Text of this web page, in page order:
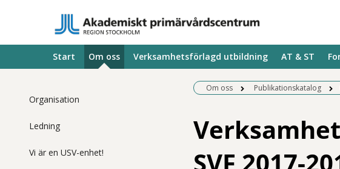
Start Om oss Verksamhetsförlagd utbildning AT & ST
Organisation
Ledning
Vi är en USV-enhet!
Om oss Publikationskatalog